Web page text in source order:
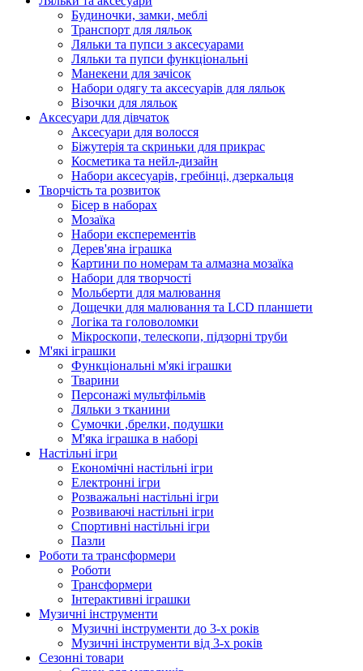
Будиночки, замки, меблі
Транспорт для ляльок
Ляльки та пупси з аксесуарами
Ляльки та пупси функціональні
Манекени для зачісок
Набори одягу та аксесуарів для ляльок
Візочки для ляльок
Аксесуари для дівчаток
Аксесуари для волосся
Біжутерія та скриньки для прикрас
Косметика та нейл-дизайн
Набори аксесуарів, гребінці, дзеркальця
Творчість та розвиток
Бісер в наборах
Мозаїка
Набори експерементів
Дерев'яна іграшка
Картини по номерам та алмазна мозаїка
Набори для творчості
Мольберти для малювання
Дощечки для малювання та LCD планшети
Логіка та головоломки
Мікроскопи, телескопи, підзорні труби
М'які іграшки
Функціональні м'які іграшки
Тварини
Персонажі мультфільмів
Ляльки з тканини
Сумочки ,брелки, подушки
М'яка іграшка в наборі
Настільні ігри
Економічні настільні ігри
Електронні ігри
Розважальні настільні ігри
Розвиваючі настільні ігри
Спортивні настільні ігри
Пазли
Роботи та трансформери
Роботи
Трансформери
Інтерактивні іграшки
Музичні інструменти
Музичні інструменти до 3-х років
Музичні інструменти від 3-х років
Сезонні товари